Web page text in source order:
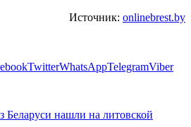
Источник: onlinebrest.by
TwitterWhatsAppTelegramViber
Беларуси нашли на литовской